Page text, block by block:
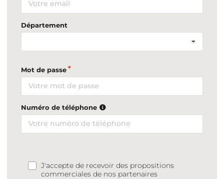
Département
Mot de passe
Numéro de téléphone
J'accepte de recevoir des propositions
commerciales de nos partenaires